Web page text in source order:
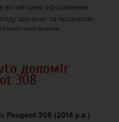
через ShopAvto
допоміг
308
Peugeot 308 (2014 р.в.).